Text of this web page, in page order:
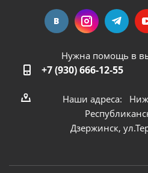
Нужна помощь в
+7 (930) 666-12-55
Наши адреса:
Дзержинск,